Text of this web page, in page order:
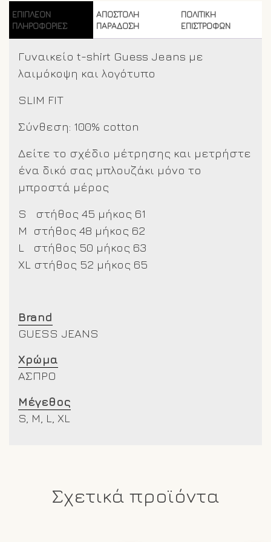
ποσότητα
ΕΠΙΠΛΈΟΝ
ΠΛΗΡΟΦΟΡΊΕΣ
ΑΠΟΣΤΟΛΗ
ΠΑΡΑΔΟΣΗ
ΠΟΛΙΤΙΚΗ
ΕΠΙΣΤΡΟΦΩΝ
Γυναικείο t-shirt Guess Jeans με
λαιμόκοψη και λογότυπο
SLIM FIT
Σύνθεση: 100% cotton
Δείτε το σχέδιο μέτρησης και μετρήστε
ένα δικό σας μπλουζάκι μόνο το
μπροστά μέρος
S στήθος 45 μήκος 61
M στήθος 48 μήκος 62
L στήθος 50 μήκος 63
XL στήθος 52 μήκος 65
Brand
GUESS JEANS
Χρώμα
ΑΣΠΡΟ
Μέγεθος
S, M, L, XL
Σχετικά προϊόντα